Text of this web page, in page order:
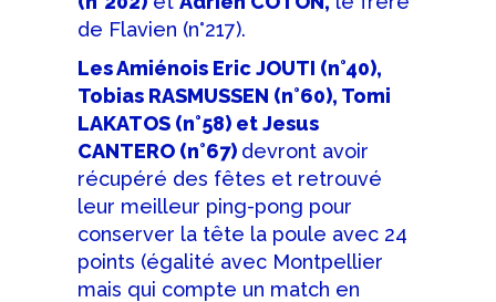
de Flavien (n°217).
Les Amiénois Eric JOUTI (n°40),
Tobias RASMUSSEN (n°60), Tomi
LAKATOS (n°58) et Jesus
CANTERO (n°67) devront avoir
récupéré des fêtes et retrouvé
leur meilleur ping-pong pour
conserver la tête la poule avec 24
points (égalité avec Montpellier
mais qui compte un match en